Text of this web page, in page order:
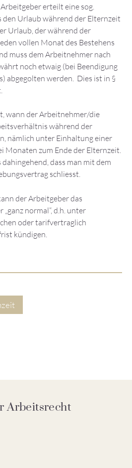
erteilt eine sog.
den Urlaub während der Elternzeit
Urlaub, der während der
vollen Monat des Bestehens
muss dem Arbeitnehmer nach
noch etwaig (bei Beendigung
abgegolten werden. Dies ist in §
wann der Arbeitnehmer/die
während der
nämlich unter Einhaltung einer
Monaten zum Ende der Elternzeit.
dass man mit dem
schliesst.
der Arbeitgeber das
normal“, d.h. unter
oder tarifvertraglich
kündigen.
Arbeitsrecht